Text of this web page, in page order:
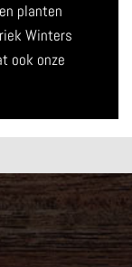
planten
Winters
ook onze